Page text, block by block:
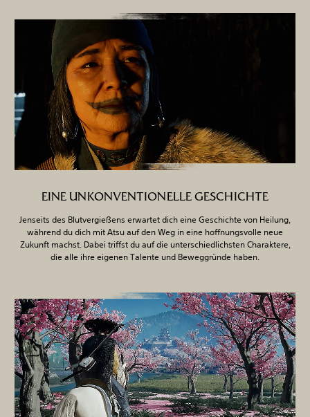
EINE UNKONVENTIONELLE GESCHICHTE
Jenseits des Blutvergießens erwartet dich eine Geschichte von Heilung,
während du dich mit Atsu auf den Weg in eine hoffnungsvolle neue
Zukunft machst. Dabei triffst du auf die unterschiedlichsten Charaktere,
die alle ihre eigenen Talente und Beweggründe haben.